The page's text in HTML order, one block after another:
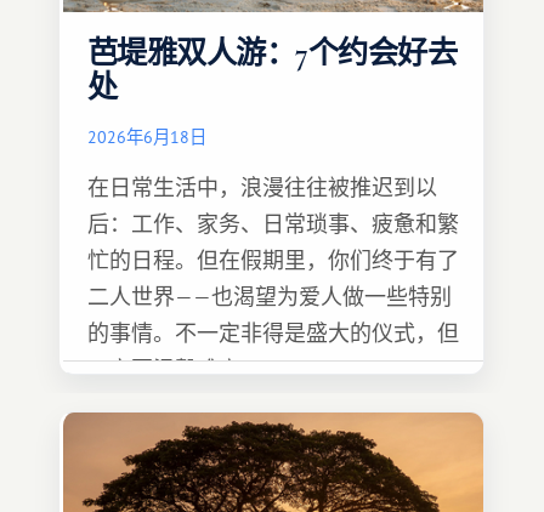
芭堤雅双人游：7个约会好去
处
2026年6月18日
在日常生活中，浪漫往往被推迟到以
后：工作、家务、日常琐事、疲惫和繁
忙的日程。但在假期里，你们终于有了
二人世界——也渴望为爱人做一些特别
的事情。不一定非得是盛大的仪式，但
一定要温馨难忘 :)